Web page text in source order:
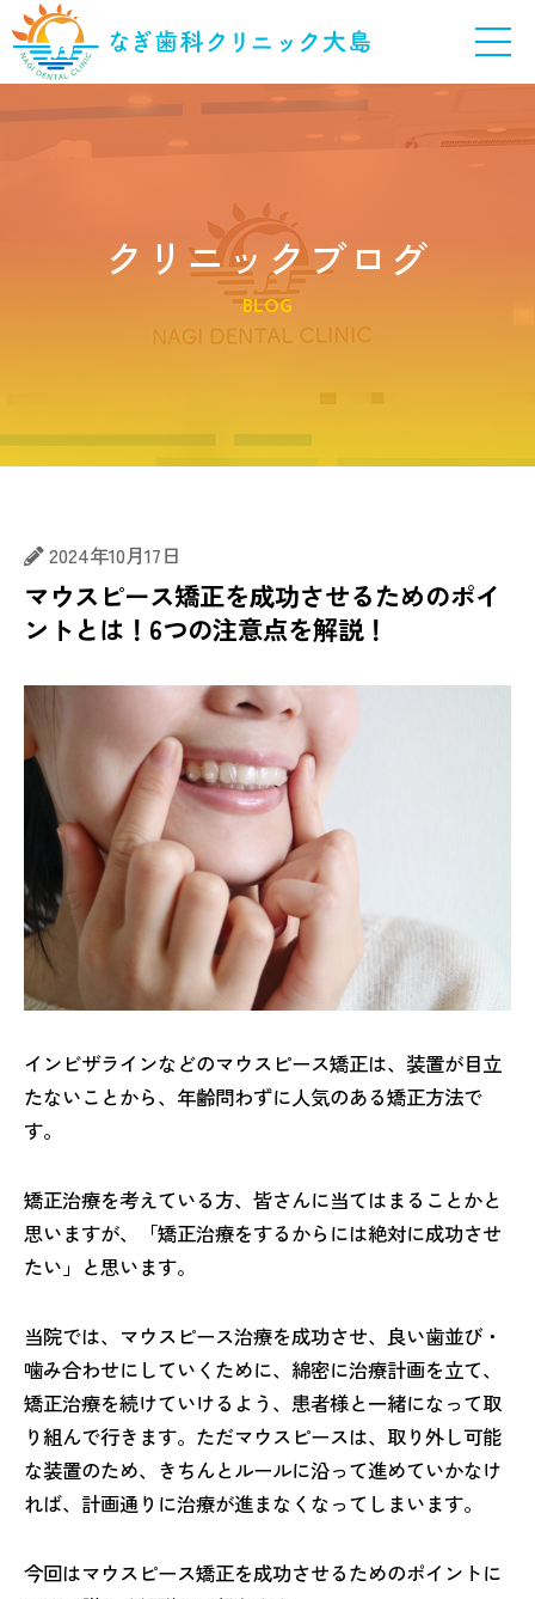
クリニックブログ
BLOG
2024年10月17日
マウスピース矯正を成功させるためのポイ
ントとは！6つの注意点を解説！
インビザラインなどのマウスピース矯正は、装置が目立
たないことから、年齢問わずに人気のある矯正方法で
す。
矯正治療を考えている方、皆さんに当てはまることかと
思いますが、「矯正治療をするからには絶対に成功させ
たい」と思います。
当院では、マウスピース治療を成功させ、良い歯並び・
噛み合わせにしていくために、綿密に治療計画を立て、
矯正治療を続けていけるよう、患者様と一緒になって取
り組んで行きます。ただマウスピースは、取り外し可能
な装置のため、きちんとルールに沿って進めていかなけ
れば、計画通りに治療が進まなくなってしまいます。
今回はマウスピース矯正を成功させるためのポイントに